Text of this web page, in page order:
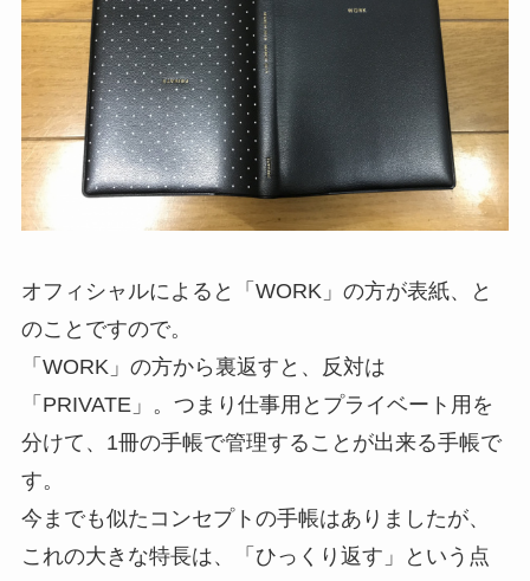
オフィシャルによると「WORK」の方が表紙、と
のことですので。
「WORK」の方から裏返すと、反対は
「PRIVATE」。つまり仕事用とプライベート用を
分けて、1冊の手帳で管理することが出来る手帳で
す。
今までも似たコンセプトの手帳はありましたが、
これの大きな特長は、「ひっくり返す」という点